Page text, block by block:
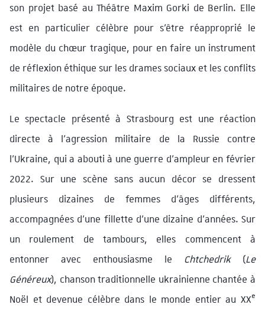
son projet basé au Théâtre Maxim Gorki de Berlin. Elle
est en particulier célèbre pour s’être réapproprié le
modèle du chœur tragique, pour en faire un instrument
de réflexion éthique sur les drames sociaux et les conflits
militaires de notre époque.
Le spectacle présenté à Strasbourg est une réaction
directe à l’agression militaire de la Russie contre
l’Ukraine, qui a abouti à une guerre d’ampleur en février
2022. Sur une scène sans aucun décor se dressent
plusieurs dizaines de femmes d’âges différents,
accompagnées d’une fillette d’une dizaine d’années. Sur
un roulement de tambours, elles commencent à
entonner avec enthousiasme le Chtchedrik(Le
Généreux), chanson traditionnelle ukrainienne chantée à
Noël et devenue célèbre dans le monde entier au XXe